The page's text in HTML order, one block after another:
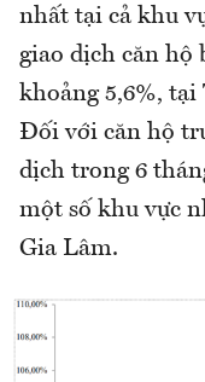
nhất tại cả khu
giao dịch căn
khoảng 5,6%,
Đối với căn hộ
dịch trong 6
một số khu vực
Gia Lâm.